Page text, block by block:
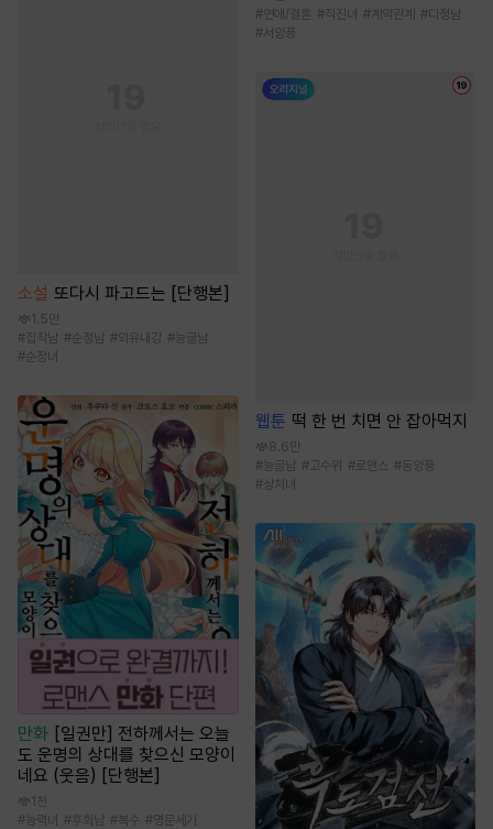
소설 또다시 파고드는 [단행본]
1.5만
#집착남 #순정남 #외유내강 #능글남
#순정녀
만화 [일권만] 전하께서는 오늘
도 운명의 상대를 찾으신 모양이
네요 (웃음) [단행본]
1천
#능력녀 #후회남 #복수 #명문세가
#연애/결혼 #직진녀 #계약관계 #다정남
#서양풍
웹툰 떡 한 번 치면 안 잡아먹지
8.6만
#능글남 #고수위 #로맨스 #동양풍
#상처녀